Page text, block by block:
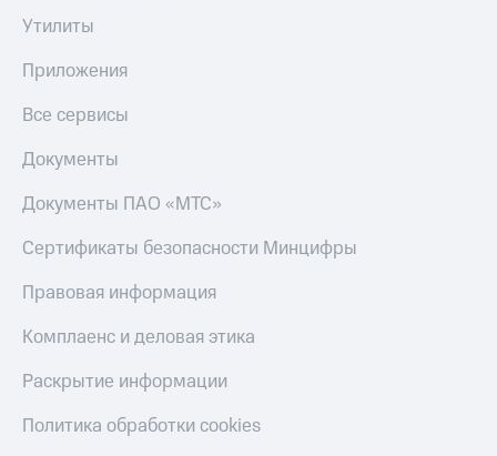
Утилиты
Приложения
Все сервисы
Документы
Документы ПАО «МТС»
Сертификаты безопасности Минцифры
Правовая информация
Комплаенс и деловая этика
Раскрытие информации
Политика обработки cookies